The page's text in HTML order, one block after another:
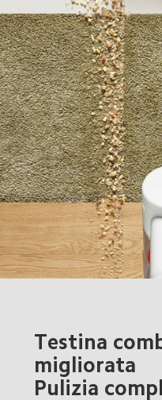
Testina
migliorata
Pulizia